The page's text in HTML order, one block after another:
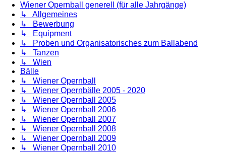
Wiener Opernball generell (für alle Jahrgänge)
↳ Allgemeines
↳ Bewerbung
↳ Equipment
↳ Proben und Organisatorisches zum Ballabend
↳ Tanzen
↳ Wien
Bälle
↳ Wiener Opernball
↳ Wiener Opernbälle 2005 - 2020
↳ Wiener Opernball 2005
↳ Wiener Opernball 2006
↳ Wiener Opernball 2007
↳ Wiener Opernball 2008
↳ Wiener Opernball 2009
↳ Wiener Opernball 2010